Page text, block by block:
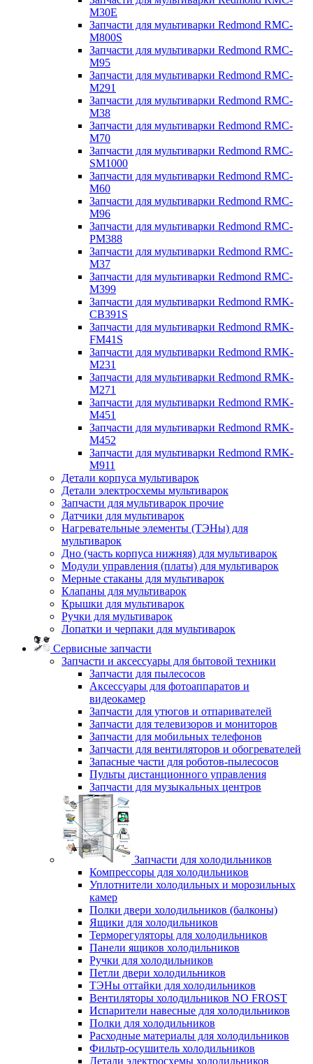
M30E
Запчасти для мультиварки Redmond RMC-
M800S
Запчасти для мультиварки Redmond RMC-
M95
Запчасти для мультиварки Redmond RMC-
M291
Запчасти для мультиварки Redmond RMC-
M38
Запчасти для мультиварки Redmond RMC-
M70
Запчасти для мультиварки Redmond RMC-
SM1000
Запчасти для мультиварки Redmond RMC-
M60
Запчасти для мультиварки Redmond RMC-
M96
Запчасти для мультиварки Redmond RMC-
PM388
Запчасти для мультиварки Redmond RMC-
M37
Запчасти для мультиварки Redmond RMC-
M399
Запчасти для мультиварки Redmond RMK-
CB391S
Запчасти для мультиварки Redmond RMK-
FM41S
Запчасти для мультиварки Redmond RMK-
M231
Запчасти для мультиварки Redmond RMK-
M271
Запчасти для мультиварки Redmond RMK-
M451
Запчасти для мультиварки Redmond RMK-
M452
Запчасти для мультиварки Redmond RMK-
M911
Детали корпуса мультиварок
Детали электросхемы мультиварок
Запчасти для мультиварок прочие
Датчики для мультиварок
Нагревательные элементы (ТЭНы) для
мультиварок
Дно (часть корпуса нижняя) для мультиварок
Модули управления (платы) для мультиварок
Мерные стаканы для мультиварок
Клапаны для мультиварок
Крышки для мультиварок
Ручки для мультиварок
Лопатки и черпаки для мультиварок
Сервисные запчасти
Запчасти и аксессуары для бытовой техники
Запчасти для пылесосов
Аксессуары для фотоаппаратов и
видеокамер
Запчасти для утюгов и отпаривателей
Запчасти для телевизоров и мониторов
Запчасти для мобильных телефонов
Запчасти для вентиляторов и обогревателей
Запасные части для роботов-пылесосов
Пульты дистанционного управления
Запчасти для музыкальных центров
Запчасти для холодильников
Компрессоры для холодильников
Уплотнители холодильных и морозильных
камер
Полки двери холодильников (балконы)
Ящики для холодильников
Терморегуляторы для холодильников
Панели ящиков холодильников
Ручки для холодильников
Петли двери холодильников
ТЭНы оттайки для холодильников
Вентиляторы холодильников NO FROST
Испарители навесные для холодильников
Полки для холодильников
Расходные материалы для холодильников
Фильтр-осушитель холодильников
Детали электросхемы холодильников